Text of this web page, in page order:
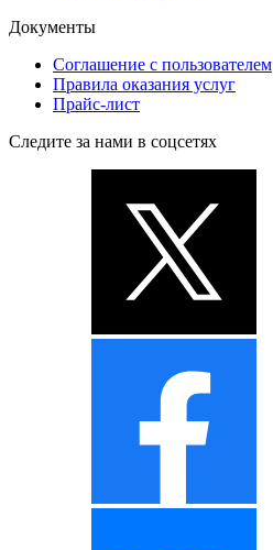
Документы
Соглашение с пользователем
Правила оказания услуг
Прайс-лист
Следите за нами в соцсетях